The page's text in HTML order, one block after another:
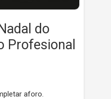
do
Profesional
aforo.